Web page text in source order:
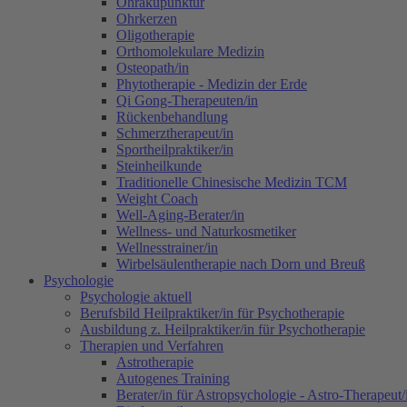
Ohrkerzen
Oligotherapie
Orthomolekulare Medizin
Osteopath/in
Phytotherapie - Medizin der Erde
Qi Gong-Therapeuten/in
Rückenbehandlung
Schmerztherapeut/in
Sportheilpraktiker/in
Steinheilkunde
Traditionelle Chinesische Medizin TCM
Weight Coach
Well-Aging-Berater/in
Wellness- und Naturkosmetiker
Wellnesstrainer/in
Wirbelsäulentherapie nach Dorn und Breuß
Psychologie
Psychologie aktuell
Berufsbild Heilpraktiker/in für Psychotherapie
Ausbildung z. Heilpraktiker/in für Psychotherapie
Therapien und Verfahren
Astrotherapie
Autogenes Training
Berater/in für Astropsychologie - Astro-